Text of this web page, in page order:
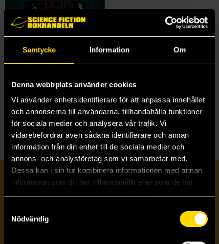
Samtycke Information Om
Denna webbplats använder cookies
Vi använder enhetsidentifierare för att anpassa innehållet
och annonserna till användarna, tillhandahålla funktioner
för sociala medier och analysera vår trafik. Vi
vidarebefordrar även sådana identifierare och annan
information från din enhet till de sociala medier och
annons- och analysföretag som vi samarbetar med.
Dessa kan i sin tur kombinera informationen med annan
information som du har tillhandahållit eller som de har
Nödvändig
The Spirit Collection of Thorne Hall
J. Ann Thomas
Prenumerera på vårt nyhetsbrev
Skicka